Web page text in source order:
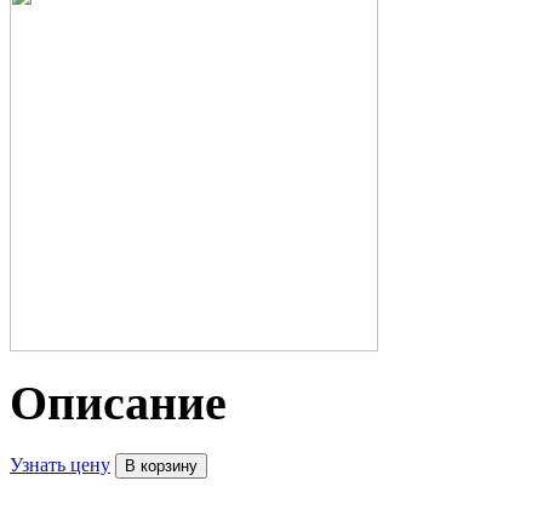
Описание
Узнать цену